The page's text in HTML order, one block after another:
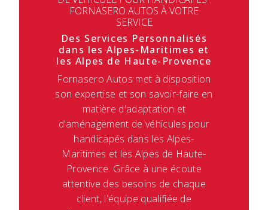
FORNASERO AUTOS À VOTRE
SERVICE
Des Services Personnalisés
dans les Alpes-Maritimes et
les Alpes de Haute-Provence
Fornasero Autos met à disposition
son expertise et son savoir-faire en
matière d'adaptation et
d'aménagement de véhicules pour
handicapés dans les Alpes-
Maritimes et les Alpes de Haute-
Provence. Grâce à une écoute
attentive des besoins de chaque
client, l'équipe qualifiée de